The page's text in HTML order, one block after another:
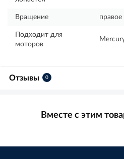
Вращение правое
Подходит для
моторов
Отзывы 0
Вместе с этим